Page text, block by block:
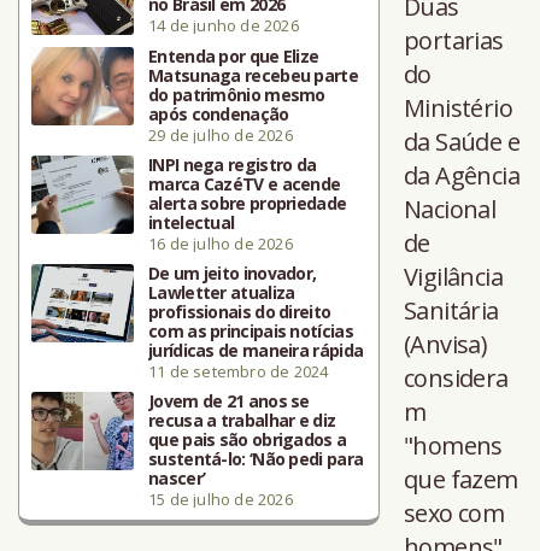
14 de junho de 2026
Entenda por que Elize
Matsunaga recebeu parte
do patrimônio mesmo
após condenação
29 de julho de 2026
INPI nega registro da
marca CazéTV e acende
alerta sobre propriedade
intelectual
16 de julho de 2026
De um jeito inovador,
Lawletter atualiza
profissionais do direito
com as principais notícias
jurídicas de maneira rápida
11 de setembro de 2024
Jovem de 21 anos se
recusa a trabalhar e diz
que pais são obrigados a
sustentá-lo: ‘Não pedi para
nascer’
15 de julho de 2026
portarias
do
Ministério
da Saúde e
da Agência
Nacional
de
Vigilância
Sanitária
(Anvisa)
considera
m
"homens
que fazem
sexo com